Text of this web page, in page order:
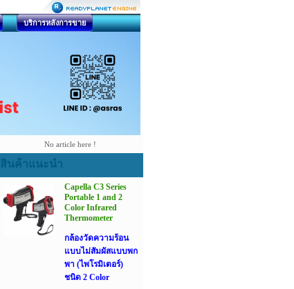
บริการหลังการขาย
No article here !
สินค้าแนะนำ
Capella C3 Series
Portable 1 and 2
Color Infrared
Thermometer
กล้องวัดความร้อน
แบบไม่สัมผัสแบบพก
พา (ไพโรมิเตอร์)
ชนิด 2 Color